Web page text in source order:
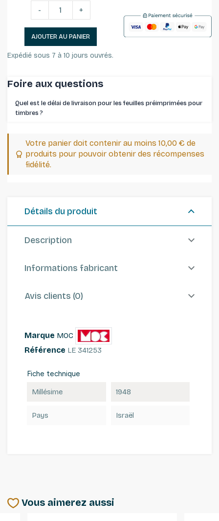
- +
AJOUTER AU PANIER
Expédié sous 7 à 10 jours ouvrés.
Foire aux questions
Quel est le délai de livraison pour les feuilles préimprimées pour
timbres ⁠?
Votre panier doit contenir au moins 10,00 € de
produits pour pouvoir obtenir des récompenses
fidélité.
Détails du produit
Description
Informations fabricant
Avis clients (0)
Marque MOC
Référence LE 341253
Fiche technique
Millésime 1948
Pays Israël
Vous aimerez aussi